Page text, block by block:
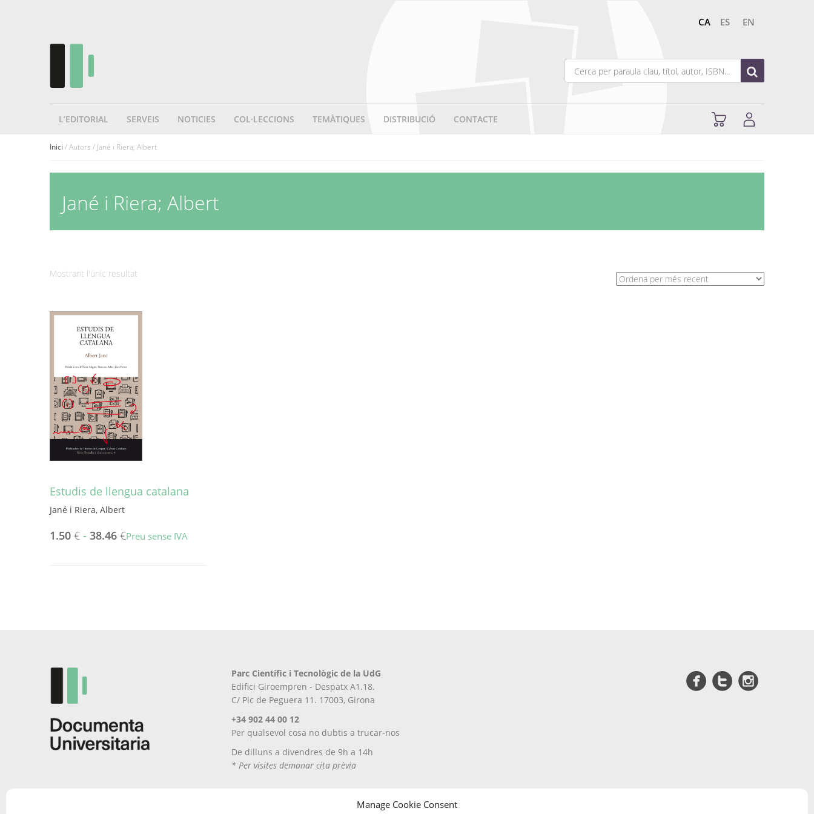
Manage Cookie Consent
CA ES EN
L’EDITORIAL SERVEIS NOTICIES COL·LECCIONS TEMÀTIQUES DISTRIBUCIÓ CONTACTE
Inici / Autors / Jané i Riera; Albert
Jané i Riera; Albert
Mostrant l'únic resultat
Estudis de llengua catalana
Jané i Riera, Albert
1.50 € - 38.46 €Preu sense IVA
del
producte
Parc Científic i Tecnològic de la UdG
Edifici Giroempren - Despatx A1.18.
C/ Pic de Peguera 11. 17003, Girona
+34 902 44 00 12
Per qualsevol cosa no dubtis a trucar-nos
De dilluns a divendres de 9h a 14h
* Per visites demanar cita prèvia